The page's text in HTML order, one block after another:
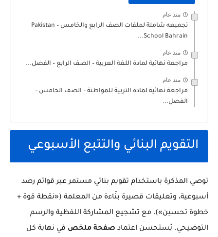
منذ عام
تجميعه شاملة لملفات الصف الرابع والخامس – Pakistan
School Bahrain...
منذ عام
مراجعة نهائية لمادة اللغة العربية – الصف الرابع – الفصل...
منذ عام
مراجعة نهائية لمادة التربية للمواطنة – الصف الخامس –
الفصل...
التقويم البنائي والتتبع الأسبوعي
توصي المذكرة باستخدام تقويم بنائي مستمر عبر قوائم رصد
أسبوعية، وتعليقات قصيرة بنّاءة من المعلمة («نقطة قوة +
خطوة تحسين»)، مع تشجيع المشاركة اللفظية والرسم
التوضيحي. يُستحسن اعتماد صفحة ملخص في نهاية كل